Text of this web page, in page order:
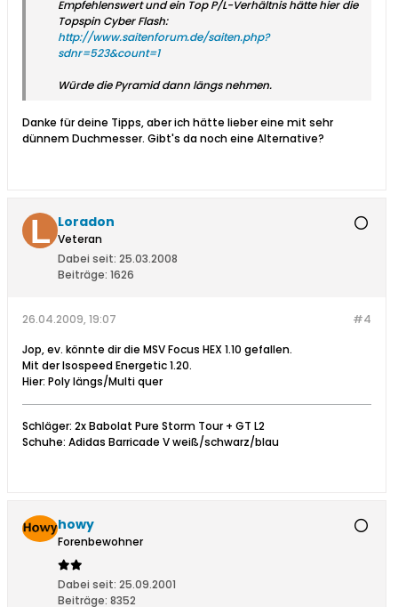
Empfehlenswert und ein Top P/L-Verhältnis hätte hier die
Topspin Cyber Flash:
http://www.saitenforum.de/saiten.php?
sdnr=523&count=1
Würde die Pyramid dann längs nehmen.
Danke für deine Tipps, aber ich hätte lieber eine mit sehr
dünnem Duchmesser. Gibt's da noch eine Alternative?
Loradon
Veteran
Dabei seit: 25.03.2008
Beiträge: 1626
#4
26.04.2009, 19:07
Jop, ev. könnte dir die MSV Focus HEX 1.10 gefallen.
Mit der Isospeed Energetic 1.20.
Hier: Poly längs/Multi quer
Schläger: 2x Babolat Pure Storm Tour + GT L2
Schuhe: Adidas Barricade V weiß/schwarz/blau
howy
Forenbewohner
Dabei seit: 25.09.2001
Beiträge: 8352